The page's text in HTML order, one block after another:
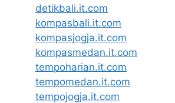
detikbali.it.com
kompasbali.it.com
kompasjogja.it.com
kompasmedan.it.com
tempoharian.it.com
tempomedan.it.com
tempojogja.it.com